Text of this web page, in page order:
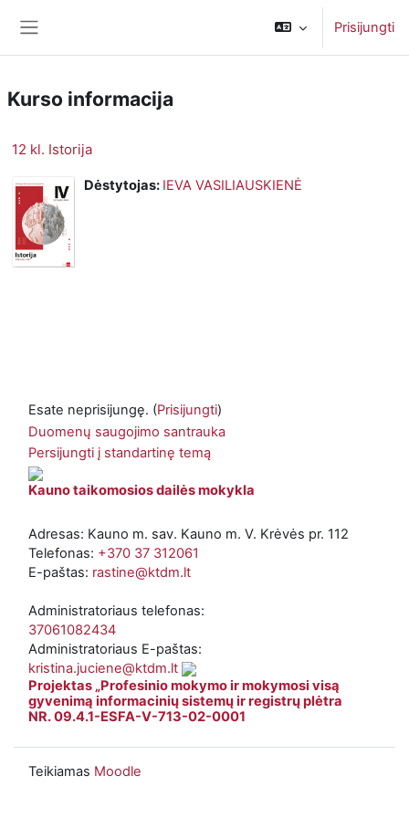
Prisijungti
Kurso informacija
12 kl. Istorija
Dėstytojas: IEVA VASILIAUSKIENĖ
Esate neprisijungę. (Prisijungti)
Duomenų saugojimo santrauka
Persijungti į standartinę temą
Kauno taikomosios dailės mokykla
Adresas: Kauno m. sav. Kauno m. V. Krėvės pr. 112
Telefonas: +370 37 312061
E-paštas: rastine@ktdm.lt
Administratoriaus telefonas:
37061082434
Administratoriaus E-paštas:
kristina.juciene@ktdm.lt
Projektas „Profesinio mokymo ir mokymosi visą
gyvenimą informacinių sistemų ir registrų plėtra
NR. 09.4.1-ESFA-V-713-02-0001
Teikiamas Moodle